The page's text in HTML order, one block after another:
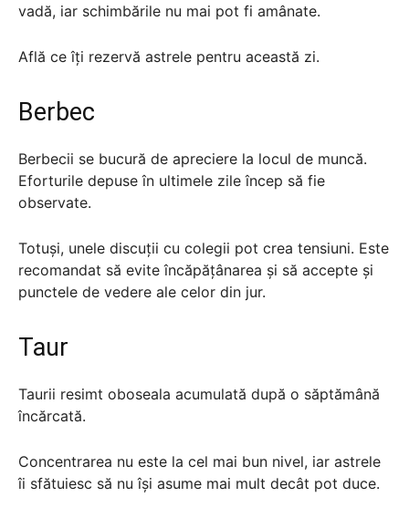
vadă, iar schimbările nu mai pot fi amânate.
Află ce îți rezervă astrele pentru această zi.
Berbec
Berbecii se bucură de apreciere la locul de muncă.
Eforturile depuse în ultimele zile încep să fie
observate.
Totuși, unele discuții cu colegii pot crea tensiuni. Este
recomandat să evite încăpățânarea și să accepte și
punctele de vedere ale celor din jur.
Taur
Taurii resimt oboseala acumulată după o săptămână
încărcată.
Concentrarea nu este la cel mai bun nivel, iar astrele
îi sfătuiesc să nu își asume mai mult decât pot duce.